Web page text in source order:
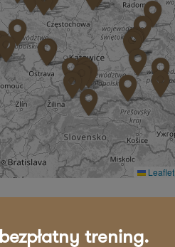
Leaflet
trening.